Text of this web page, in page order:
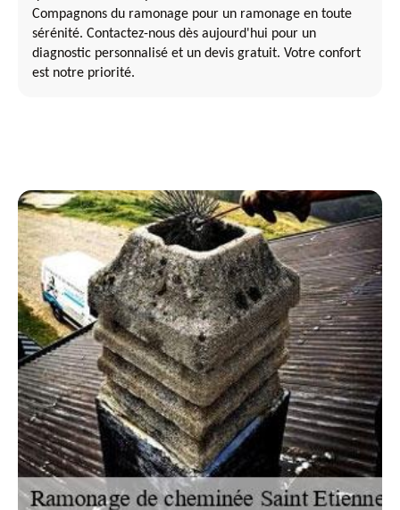
Compagnons du ramonage pour un ramonage en toute
sérénité. Contactez-nous dès aujourd'hui pour un
diagnostic personnalisé et un devis gratuit. Votre confort
est notre priorité.